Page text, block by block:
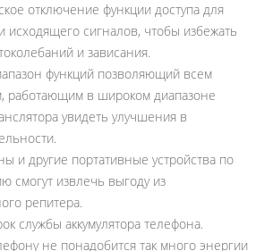
отключение функции доступа для
исходящего сигналов, чтобы избежать
и зависания.
функций позволяющий всем
работающим в широком диапазоне
увидеть улучшения в
и другие портативные устройства по
смогут извлечь выгоду из
репитера.
службы аккумулятора телефона.
не понадобится так много энергии